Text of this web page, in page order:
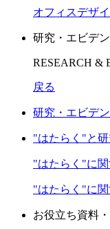
オフィスデザ
研究・エビデ
RESEARCH &
戻る
研究・エビデ
"はたらく"と
"はたらく"に
"はたらく"に
お役立ち資料